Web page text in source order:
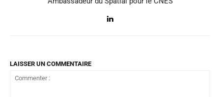
LAISSER UN COMMENTAIRE